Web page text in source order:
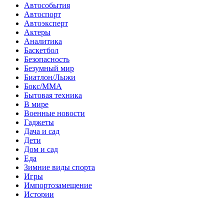
Автособытия
Автоспорт
Автоэксперт
Актеры
Аналитика
Баскетбол
Безопасность
Безумный мир
Биатлон/Лыжи
Бокс/MMA
Бытовая техника
В мире
Военные новости
Гаджеты
Дача и сад
Дети
Дом и сад
Еда
Зимние виды спорта
Игры
Импортозамещение
Истории